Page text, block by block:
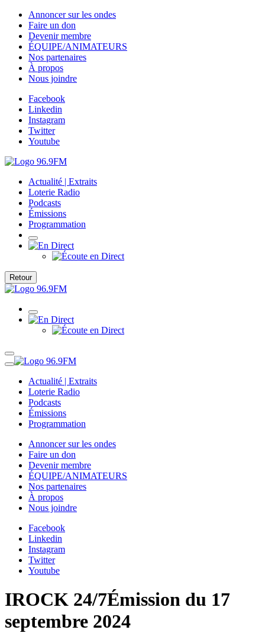
Annoncer sur les ondes
Faire un don
Devenir membre
ÉQUIPE/ANIMATEURS
Nos partenaires
À propos
Nous joindre
Facebook
Linkedin
Instagram
Twitter
Youtube
Actualité | Extraits
Loterie Radio
Podcasts
Émissions
Programmation
Retour
Actualité | Extraits
Loterie Radio
Podcasts
Émissions
Programmation
Annoncer sur les ondes
Faire un don
Devenir membre
ÉQUIPE/ANIMATEURS
Nos partenaires
À propos
Nous joindre
Facebook
Linkedin
Instagram
Twitter
Youtube
IROCK 24/7Émission du 17
septembre 2024